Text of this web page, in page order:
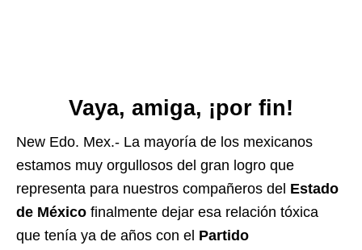
Vaya, amiga, ¡por fin!
New Edo. Mex.- La mayoría de los mexicanos
estamos muy orgullosos del gran logro que
representa para nuestros compañeros del Estado
de México finalmente dejar esa relación tóxica
que tenía ya de años con el Partido